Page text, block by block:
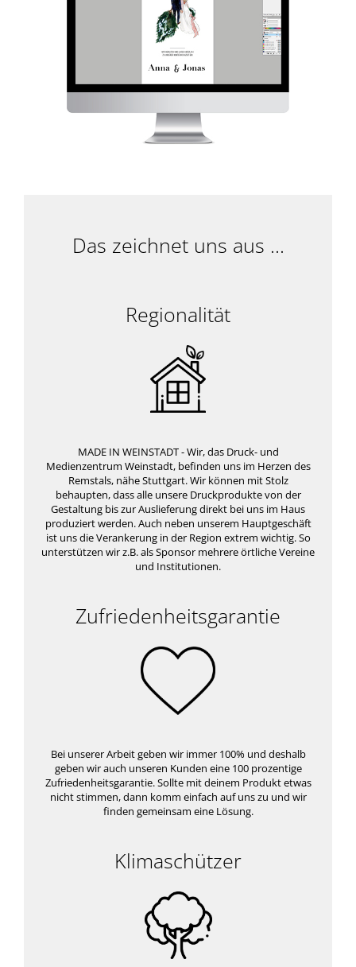
Das zeichnet uns aus ...
Regionalität
MADE IN WEINSTADT - Wir, das Druck- und
Medienzentrum Weinstadt, befinden uns im Herzen des
Remstals, nähe Stuttgart. Wir können mit Stolz
behaupten, dass alle unsere Druckprodukte von der
Gestaltung bis zur Auslieferung direkt bei uns im Haus
produziert werden. Auch neben unserem Hauptgeschäft
ist uns die Verankerung in der Region extrem wichtig. So
unterstützen wir z.B. als Sponsor mehrere örtliche Vereine
und Institutionen.
Zufriedenheitsgarantie
Bei unserer Arbeit geben wir immer 100% und deshalb
geben wir auch unseren Kunden eine 100 prozentige
Zufriedenheitsgarantie. Sollte mit deinem Produkt etwas
nicht stimmen, dann komm einfach auf uns zu und wir
finden gemeinsam eine Lösung.
Klimaschützer